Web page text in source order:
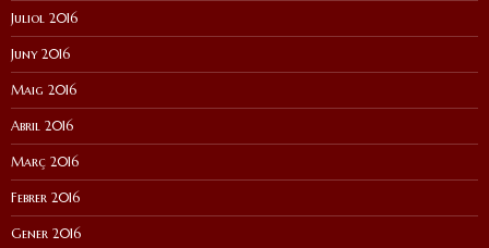
Juliol 2016
Juny 2016
Maig 2016
Abril 2016
Març 2016
Febrer 2016
Gener 2016